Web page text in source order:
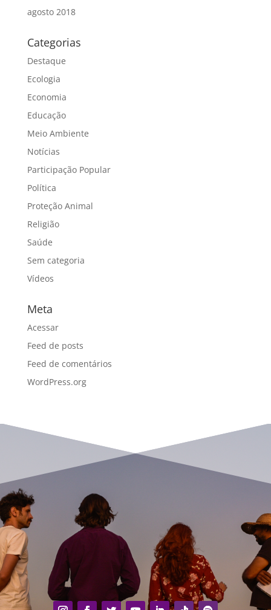
agosto 2018
Categorias
Destaque
Ecologia
Economia
Educação
Meio Ambiente
Notícias
Participação Popular
Política
Proteção Animal
Religião
Saúde
Sem categoria
Vídeos
Meta
Acessar
Feed de posts
Feed de comentários
WordPress.org